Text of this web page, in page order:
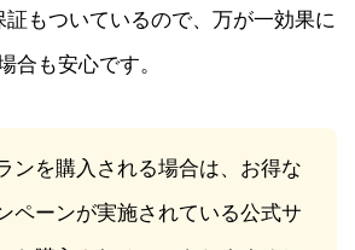
証もついているので、万が一効果に
合も安心です。
ンを購入される場合は、お得な
ペーンが実施されている公式サ